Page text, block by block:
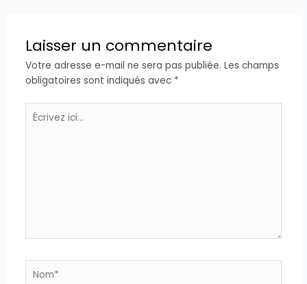
Laisser un commentaire
Votre adresse e-mail ne sera pas publiée. Les champs
obligatoires sont indiqués avec *
Écrivez
ici…